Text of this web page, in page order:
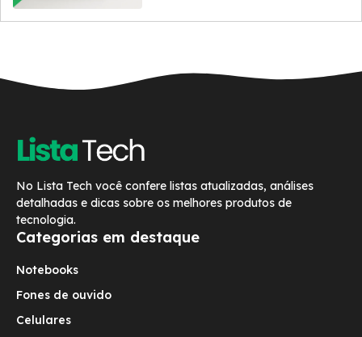
No Lista Tech você confere listas atualizadas, análises
detalhadas e dicas sobre os melhores produtos de
tecnologia.
Categorias em destaque
Notebooks
Fones de ouvido
Celulares